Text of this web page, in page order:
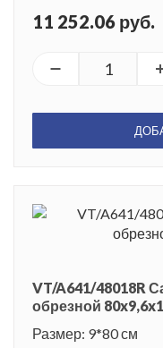
11 252.06 руб.
VT/A641/48018R
обрезной
Размер: 9*80 см